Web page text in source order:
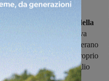
di domicilio, porto
che i carabinieri della
di reato mentre stava
dell'abitazione dove si erano
ai militari sono stati proprio
violenza usata dal figlio